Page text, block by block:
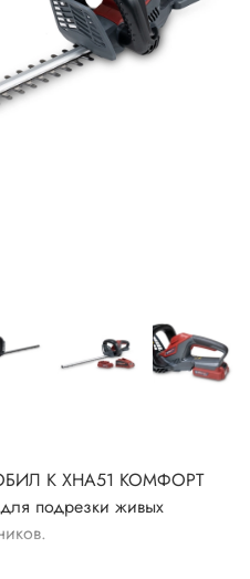
К XHA51 КОМФОРТ
подрезки живых